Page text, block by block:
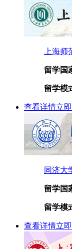
上海
留学国
留学模
查看详情立
同济大
留学国
留学模
查看详情立